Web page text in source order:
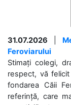
31.07.2026
Feroviarului
Stimați colegi,
respect, vă
fondarea Căii
referință, care